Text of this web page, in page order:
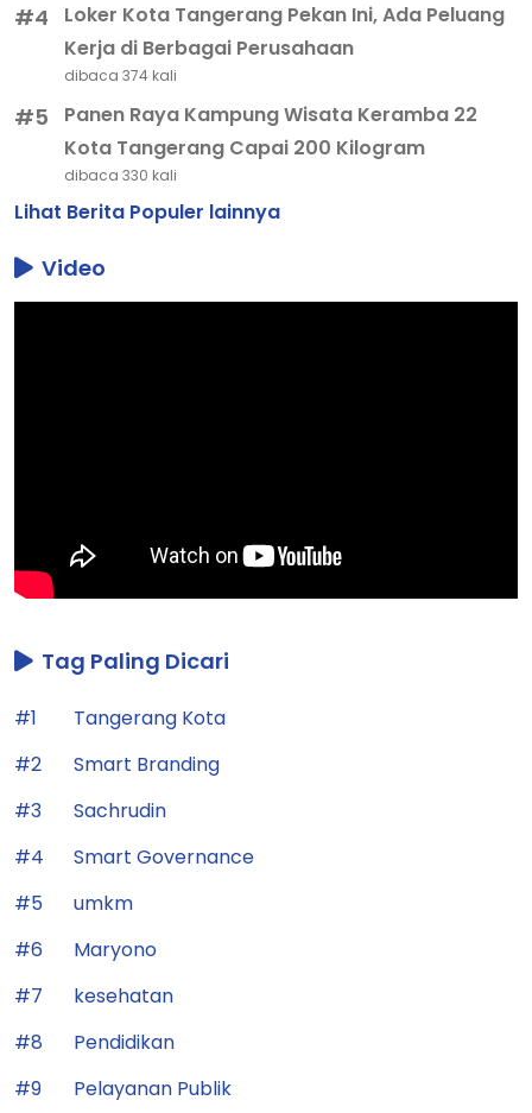
#4
Loker Kota Tangerang Pekan Ini, Ada Peluang
Kerja di Berbagai Perusahaan
dibaca 374 kali
#5
Panen Raya Kampung Wisata Keramba 22
Kota Tangerang Capai 200 Kilogram
dibaca 330 kali
Lihat Berita Populer lainnya
Video
Tag Paling Dicari
#1
Tangerang Kota
#2
Smart Branding
#3
Sachrudin
#4
Smart Governance
#5
umkm
#6
Maryono
#7
kesehatan
#8
Pendidikan
#9
Pelayanan Publik